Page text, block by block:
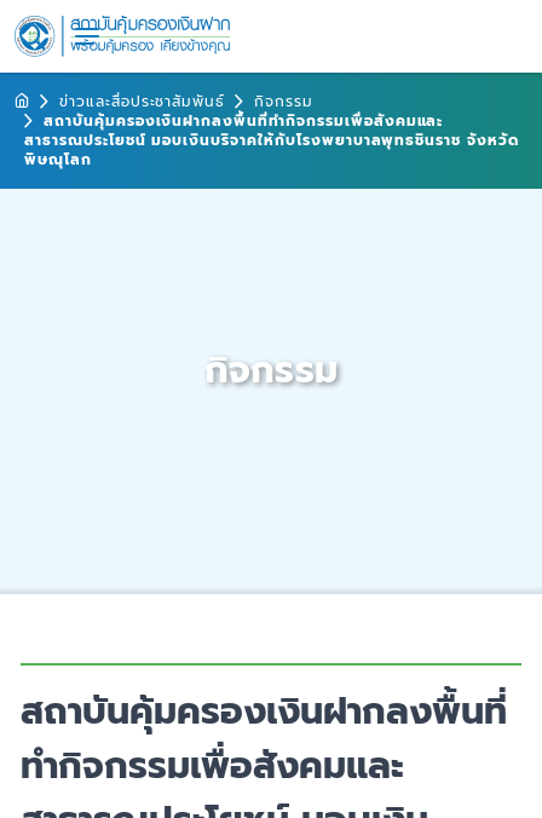
ข่าวและสื่อประชาสัมพันธ์
กิจกรรม
สถาบันคุ้มครองเงินฝากลงพื้นที่ทำกิจกรรมเพื่อสังคมและ
สาธารณประโยชน์ มอบเงินบริจาคให้กับโรงพยาบาลพุทธชินราช จังหวัด
พิษณุโลก
กิจกรรม
สถาบันคุ้มครองเงินฝากลงพื้นที่
ทำกิจกรรมเพื่อสังคมและ